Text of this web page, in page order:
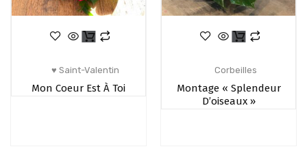
♥ Saint-Valentin
Mon Coeur Est À Toi
Corbeilles
Montage « Splendeur
D’oiseaux »